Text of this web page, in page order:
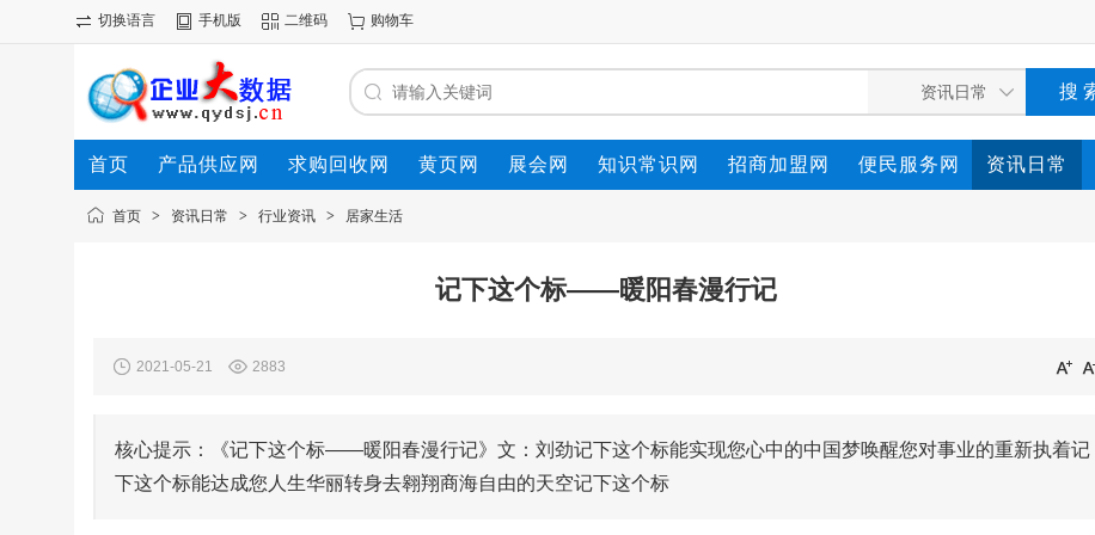
切换语言 手机版 二维码 购物车
首页 产品供应网 求购回收网 黄页网 展会网 知识常识网 招商加盟网 便民服务网 资讯日常
首页 > 资讯日常 > 行业资讯 > 居家生活
记下这个标——暖阳春漫行记
2021-05-21 2883
核心提示：《记下这个标——暖阳春漫行记》文：刘劲记下这个标能实现您心中的中国梦唤醒您对事业的重新执着记
下这个标能达成您人生华丽转身去翱翔商海自由的天空记下这个标